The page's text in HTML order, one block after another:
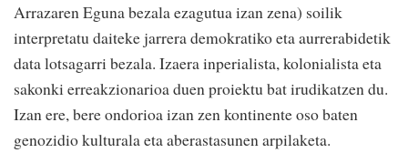
Arrazaren Eguna bezala ezagutua izan zena) soilik
interpretatu daiteke jarrera demokratiko eta aurrerabidetik
data lotsagarri bezala. Izaera inperialista, kolonialista eta
sakonki erreakzionarioa duen proiektu bat irudikatzen du.
Izan ere, bere ondorioa izan zen kontinente oso baten
genozidio kulturala eta aberastasunen arpilaketa.